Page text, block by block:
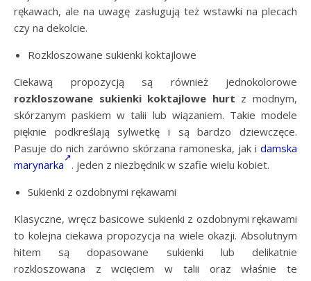
rękawach, ale na uwagę zasługują też wstawki na plecach
czy na dekolcie.
Rozkloszowane sukienki koktajlowe
Ciekawą propozycją są również jednokolorowe
rozkloszowane sukienki koktajlowe hurt z modnym,
skórzanym paskiem w talii lub wiązaniem. Takie modele
pięknie podkreślają sylwetkę i są bardzo dziewczęce.
Pasuje do nich zarówno skórzana ramoneska, jak i damska
marynarka
. jeden z niezbędnik w szafie wielu kobiet.
Sukienki z ozdobnymi rękawami
Klasyczne, wręcz basicowe sukienki z ozdobnymi rękawami
to kolejna ciekawa propozycja na wiele okazji. Absolutnym
hitem są dopasowane sukienki lub delikatnie
rozkloszowana z wcięciem w talii oraz właśnie te